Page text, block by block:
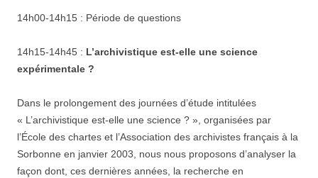
14h00-14h15 : Période de questions
14h15-14h45 : L’archivistique est-elle une science
expérimentale ?
Dans le prolongement des journées d’étude intitulées
« L’archivistique est-elle une science ? », organisées par
l’École des chartes et l’Association des archivistes français à la
Sorbonne en janvier 2003, nous nous proposons d’analyser la
façon dont, ces dernières années, la recherche en